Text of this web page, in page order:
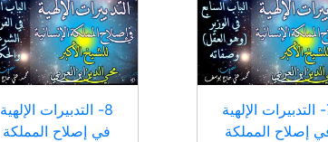
7- التدبيرات الإلهية
إصلاح المملكة
8- التدبيرات الإلهية
في إصلاح المملكة